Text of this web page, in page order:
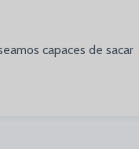
capaces de sacar